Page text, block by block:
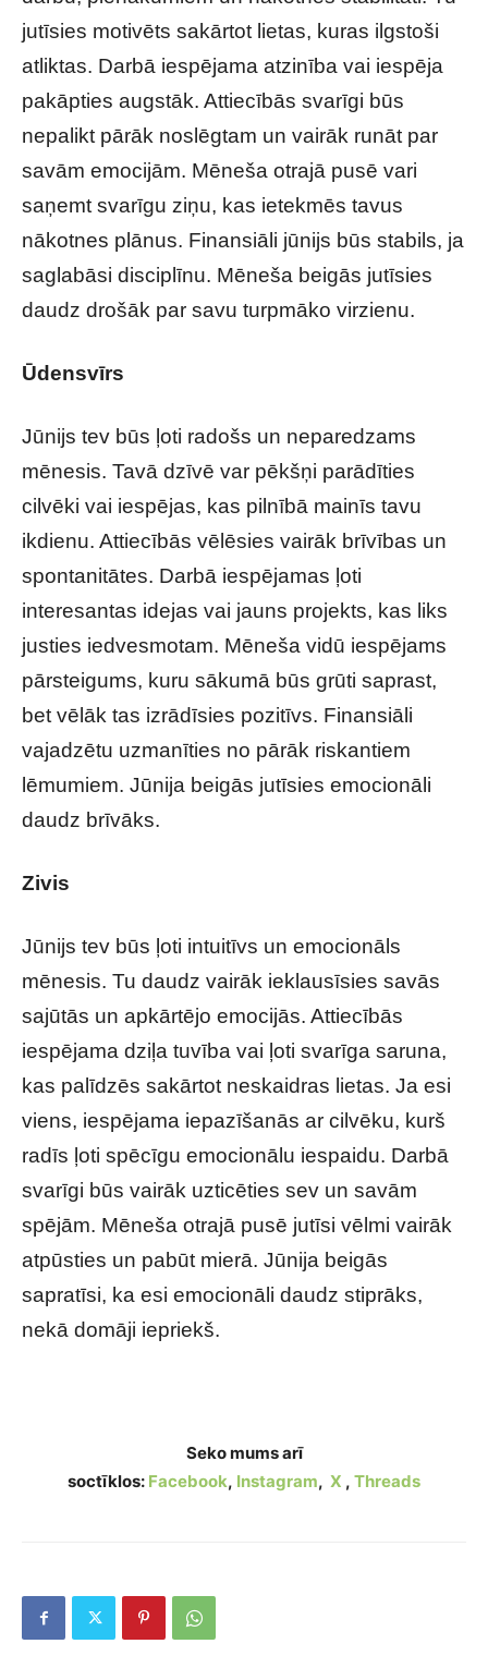
jutīsies motivēts sakārtot lietas, kuras ilgstoši
atliktas. Darbā iespējama atzinība vai iespēja
pakāpties augstāk. Attiecībās svarīgi būs
nepalikt pārāk noslēgtam un vairāk runāt par
savām emocijām. Mēneša otrajā pusē vari
saņemt svarīgu ziņu, kas ietekmēs tavus
nākotnes plānus. Finansiāli jūnijs būs stabils, ja
saglabāsi disciplīnu. Mēneša beigās jutīsies
daudz drošāk par savu turpmāko virzienu.
Ūdensvīrs
Jūnijs tev būs ļoti radošs un neparedzams
mēnesis. Tavā dzīvē var pēkšņi parādīties
cilvēki vai iespējas, kas pilnībā mainīs tavu
ikdienu. Attiecībās vēlēsies vairāk brīvības un
spontanitātes. Darbā iespējamas ļoti
interesantas idejas vai jauns projekts, kas liks
justies iedvesmotam. Mēneša vidū iespējams
pārsteigums, kuru sākumā būs grūti saprast,
bet vēlāk tas izrādīsies pozitīvs. Finansiāli
vajadzētu uzmanīties no pārāk riskantiem
lēmumiem. Jūnija beigās jutīsies emocionāli
daudz brīvāks.
Zivis
Jūnijs tev būs ļoti intuitīvs un emocionāls
mēnesis. Tu daudz vairāk ieklausīsies savās
sajūtās un apkārtējo emocijās. Attiecībās
iespējama dziļa tuvība vai ļoti svarīga saruna,
kas palīdzēs sakārtot neskaidras lietas. Ja esi
viens, iespējama iepazīšanās ar cilvēku, kurš
radīs ļoti spēcīgu emocionālu iespaidu. Darbā
svarīgi būs vairāk uzticēties sev un savām
spējām. Mēneša otrajā pusē jutīsi vēlmi vairāk
atpūsties un pabūt mierā. Jūnija beigās
sapratīsi, ka esi emocionāli daudz stiprāks,
nekā domāji iepriekš.
Seko mums arī
soctīklos: Facebook, Instagram, X , Threads